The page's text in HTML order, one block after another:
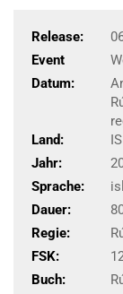
Release:
Event
Datum:
Land:
Jahr:
Sprache:
Dauer:
Regie:
FSK:
Buch: